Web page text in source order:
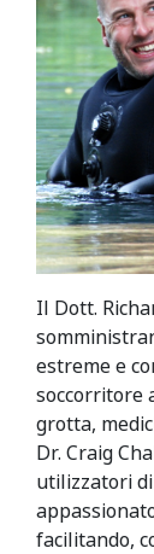
Il Dott.
estreme e
soccorritore
grotta,
Dr. Craig
utilizzatori
facilitando,